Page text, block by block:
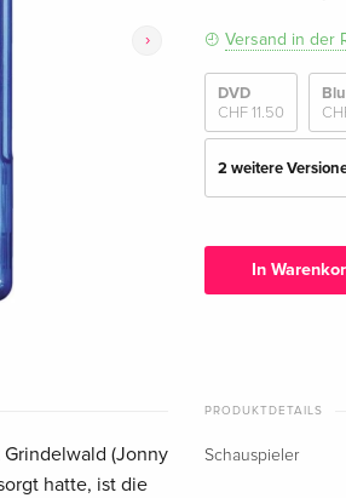
› Versand in der
DVD
CHF 11.50
2 weitere
Deutsch
Steelbook, 4K
In
(Jonny
hatte, ist die
PRODUKTDETAILS
Schauspieler